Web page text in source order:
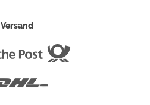
Versand